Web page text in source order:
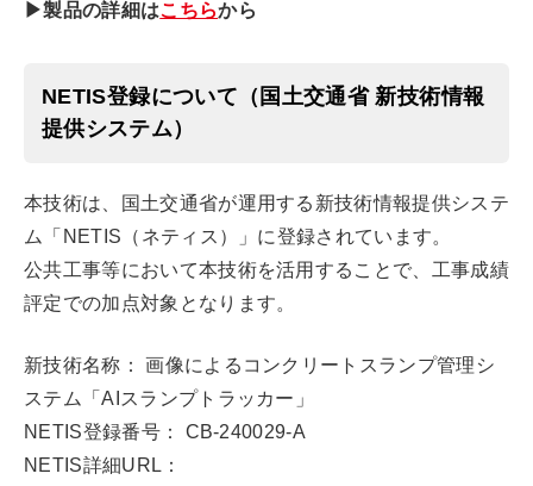
▶製品の詳細はこちらから
NETIS登録について（国土交通省 新技術情報
提供システム）
本技術は、国土交通省が運用する新技術情報提供システ
ム「NETIS（ネティス）」に登録されています。
公共工事等において本技術を活用することで、工事成績
評定での加点対象となります。
新技術名称： 画像によるコンクリートスランプ管理シ
ステム「AIスランプトラッカー」
NETIS登録番号： CB-240029-A
NETIS詳細URL：